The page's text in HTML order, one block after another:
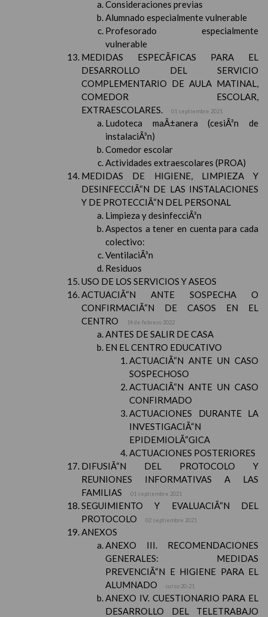
Consideraciones previas
Alumnado especialmente vulnerable
Profesorado especialmente
vulnerable
MEDIDAS ESPECÃFICAS PARA EL
DESARROLLO DEL SERVICIO
COMPLEMENTARIO DE AULA MATINAL,
COMEDOR ESCOLAR,
EXTRAESCOLARES.
01 septiembre 2021
Ludoteca maÃ±anera (cesiÃ³n de
instalaciÃ³n)
Comedor escolar
Actividades extraescolares (PROA)
MEDIDAS DE HIGIENE, LIMPIEZA Y
DESINFECCIÃ“N DE LAS INSTALACIONES
Y DE PROTECCIÃ“N DEL PERSONAL
Limpieza y desinfecciÃ³n
Aspectos a tener en cuenta para cada
colectivo:
VentilaciÃ³n
Residuos
USO DE LOS SERVICIOS Y ASEOS
ACTUACIÃ“N ANTE SOSPECHA O
CONFIRMACIÃ“N DE CASOS EN EL
CENTRO
14 de febrero 2022
ANTES DE SALIR DE CASA
EN EL CENTRO EDUCATIVO
ACTUACIÃ“N ANTE UN CASO
SOSPECHOSO
ACTUACIÃ“N ANTE UN CASO
CONFIRMADO
ACTUACIONES DURANTE LA
INVESTIGACIÃ“N
EPIDEMIOLÃ“GICA
ACTUACIONES POSTERIORES
DIFUSIÃ“N DEL PROTOCOLO Y
REUNIONES INFORMATIVAS A LAS
FAMILIAS
01 septiembre 2021
SEGUIMIENTO Y EVALUACIÃ“N DEL
PROTOCOLO
02 septiembre 2021
ANEXOS
ANEXO III. RECOMENDACIONES
GENERALES: MEDIDAS
PREVENCIÃ“N E HIGIENE PARA EL
ALUMNADO
curso 20-21
ANEXO IV. CUESTIONARIO PARA EL
DESARROLLO DEL TELETRABAJO